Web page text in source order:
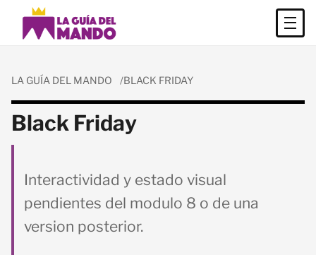
LA GUÍA DEL MANDO BLACK FRIDAY
Black Friday
Interactividad y estado visual
pendientes del modulo 8 o de una
version posterior.